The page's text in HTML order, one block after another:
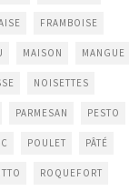
FRAMBOISE
MAISON MANGUE
NOISETTES
PARMESAN PESTO
POULET PÂTÉ
ROQUEFORT